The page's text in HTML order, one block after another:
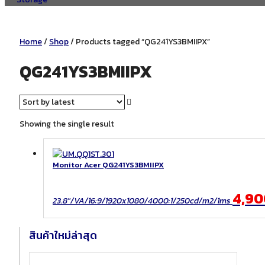
Home/Shop/ Products tagged “QG241YS3BMIIPX”
QG241YS3BMIIPX
Showing the single result
Monitor Acer QG241YS3BMIIPX
23.8"/VA/16:9/1920x1080/4000:1/250cd/m2/1ms
สินค้าใหม่ล่าสุด